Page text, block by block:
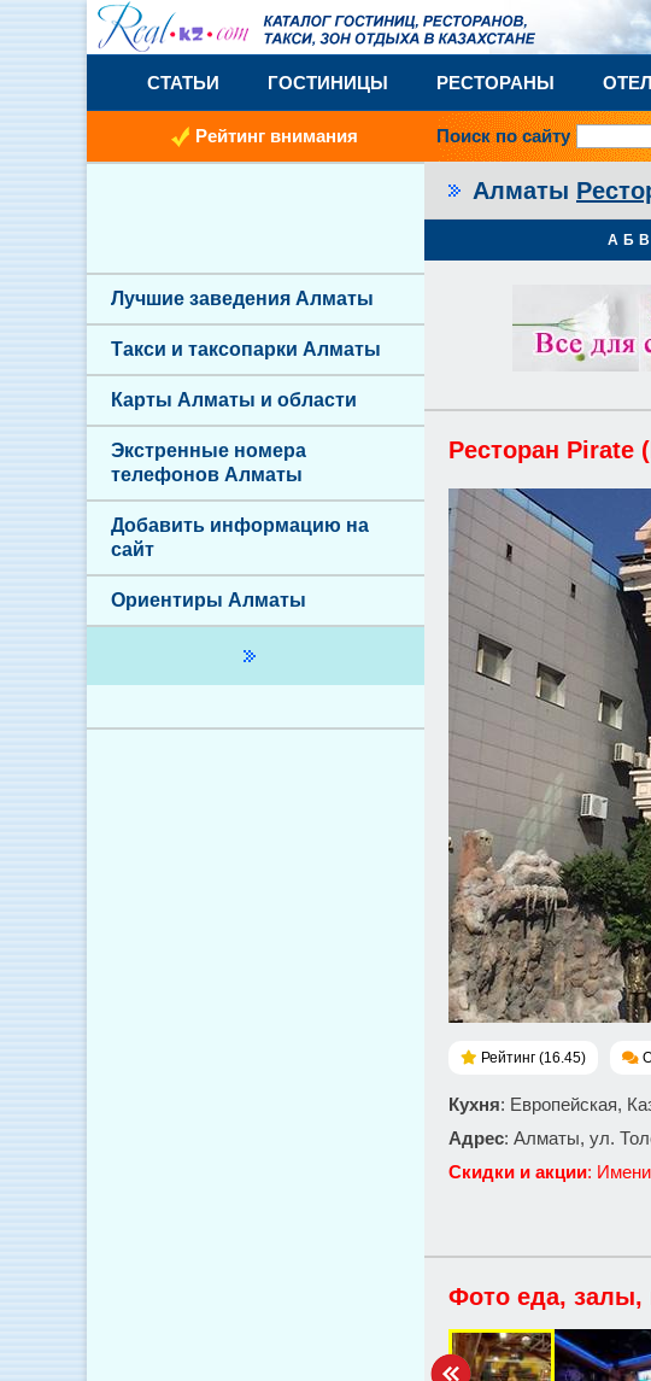
СТАТЬИ ГОСТИНИЦЫ РЕСТОРАНЫ
Рейтинг внимания Поиск по сайту
Алматы
А Б В
Ресторан Pirate
Рейтинг (16.45)
Кухня: Европейская,
Адрес: Алматы, ул.
Скидки и акции:
Фото еда, залы,
Лучшие заведения Алматы
Такси и таксопарки Алматы
Карты Алматы и области
Экстренные номера
телефонов Алматы
Добавить информацию на
сайт
Ориентиры Алматы